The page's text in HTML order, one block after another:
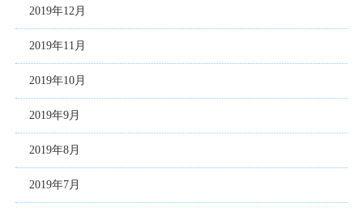
2019年12月
2019年11月
2019年10月
2019年9月
2019年8月
2019年7月